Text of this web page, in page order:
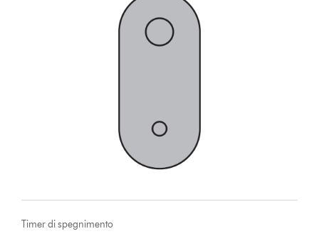
Timer di spegnimento